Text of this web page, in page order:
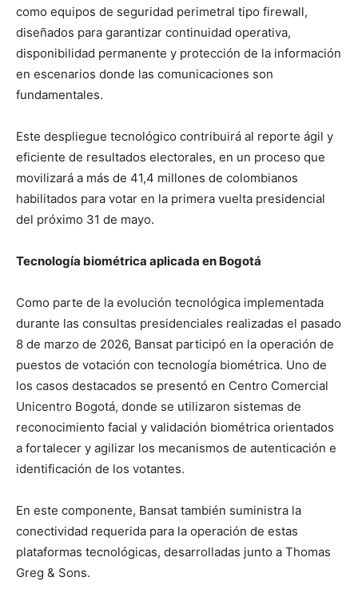
como equipos de seguridad perimetral tipo firewall,
diseñados para garantizar continuidad operativa,
disponibilidad permanente y protección de la información
en escenarios donde las comunicaciones son
fundamentales.
Este despliegue tecnológico contribuirá al reporte ágil y
eficiente de resultados electorales, en un proceso que
movilizará a más de 41,4 millones de colombianos
habilitados para votar en la primera vuelta presidencial
del próximo 31 de mayo.
Tecnología biométrica aplicada en Bogotá
Como parte de la evolución tecnológica implementada
durante las consultas presidenciales realizadas el pasado
8 de marzo de 2026, Bansat participó en la operación de
puestos de votación con tecnología biométrica. Uno de
los casos destacados se presentó en Centro Comercial
Unicentro Bogotá, donde se utilizaron sistemas de
reconocimiento facial y validación biométrica orientados
a fortalecer y agilizar los mecanismos de autenticación e
identificación de los votantes.
En este componente, Bansat también suministra la
conectividad requerida para la operación de estas
plataformas tecnológicas, desarrolladas junto a Thomas
Greg & Sons.